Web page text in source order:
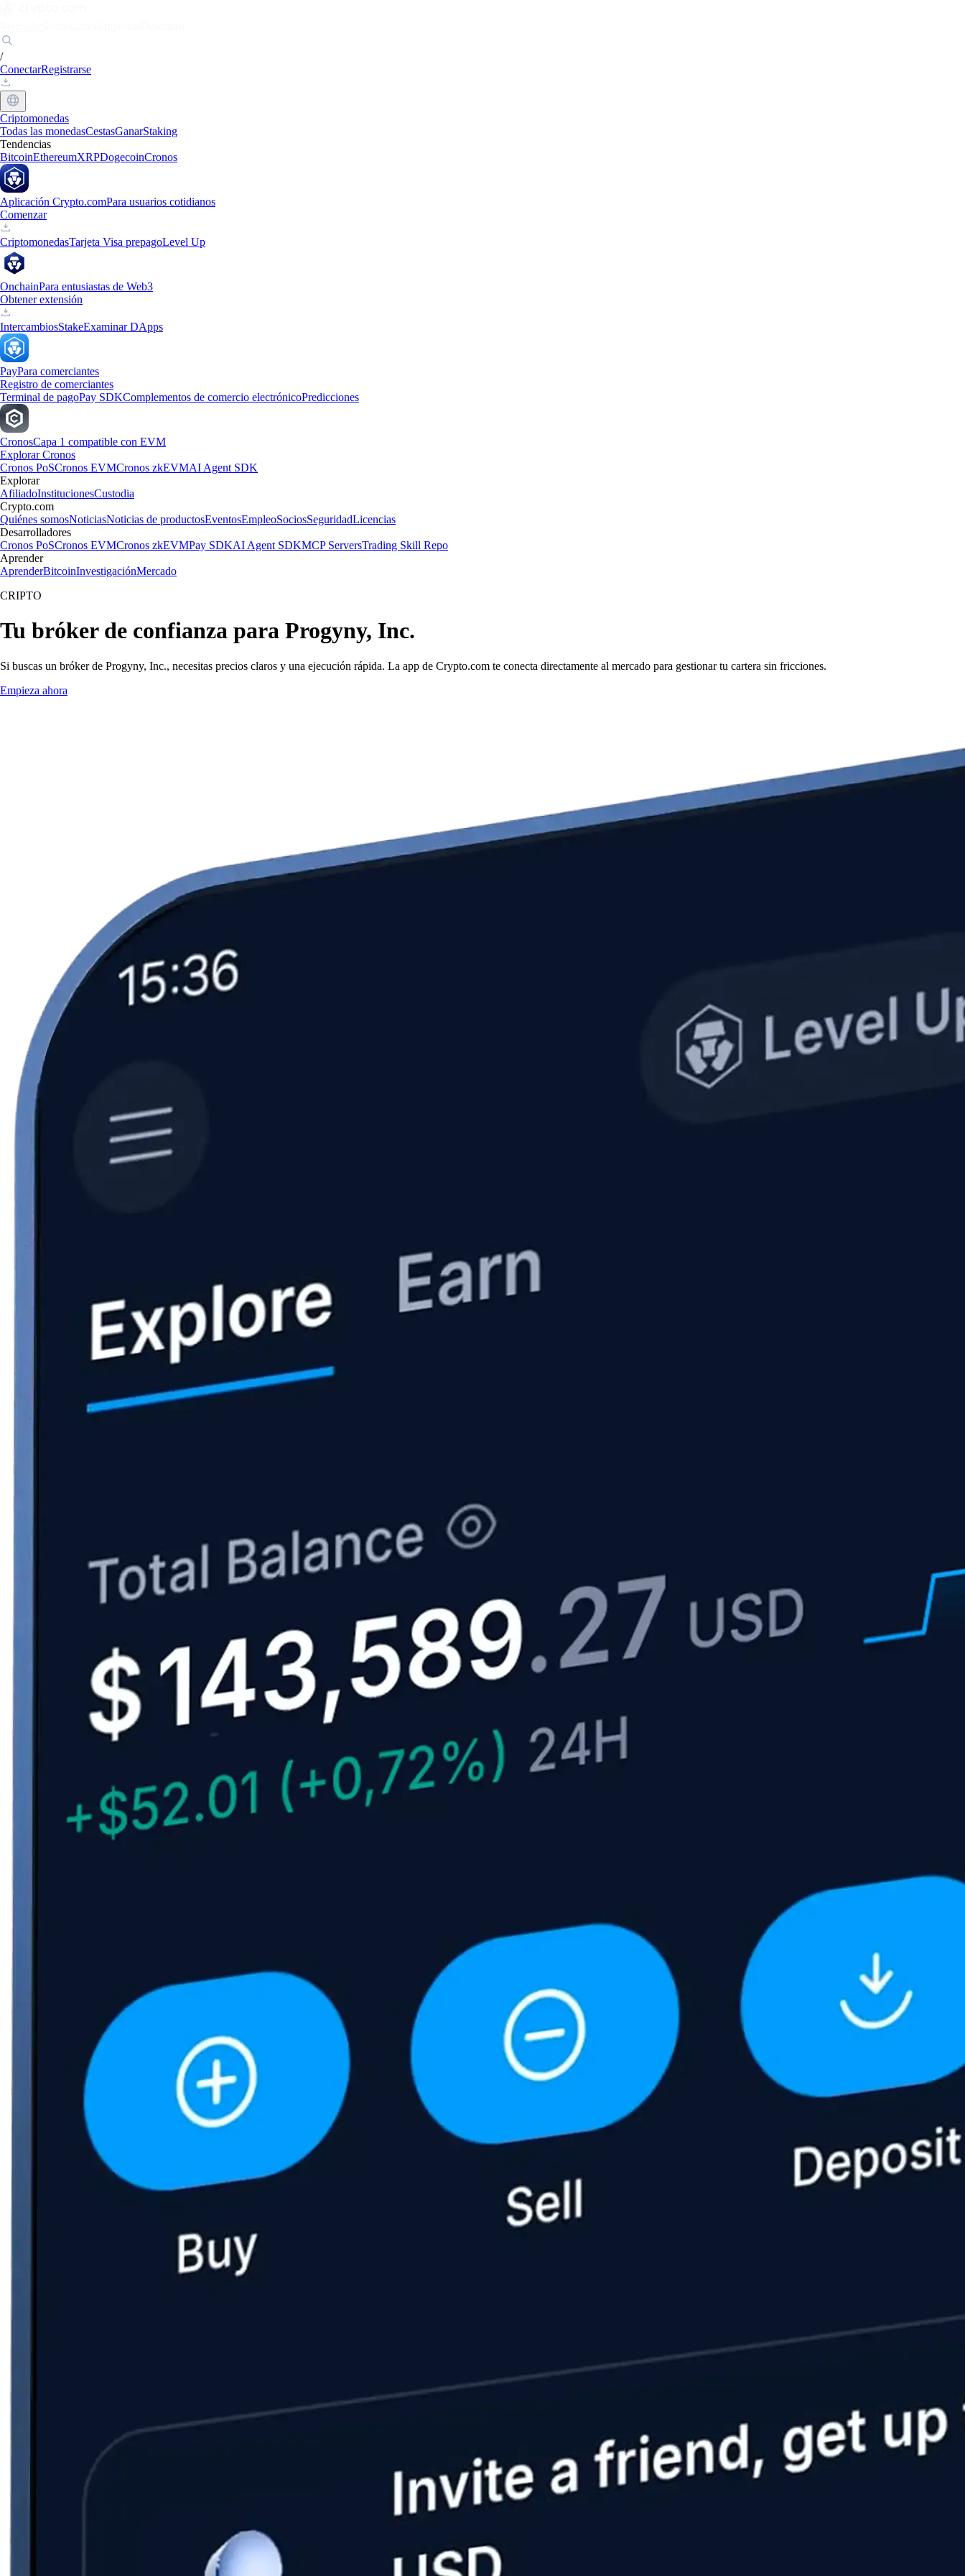
/
ConectarRegistrarse
Criptomonedas
Todas las monedasCestasGanarStaking
Tendencias
BitcoinEthereumXRPDogecoinCronos
Aplicación Crypto.comPara usuarios cotidianos
Comenzar
CriptomonedasTarjeta Visa prepagoLevel Up
OnchainPara entusiastas de Web3
Obtener extensión
IntercambiosStakeExaminar DApps
PayPara comerciantes
Registro de comerciantes
Terminal de pagoPay SDKComplementos de comercio electrónicoPredicciones
CronosCapa 1 compatible con EVM
Explorar Cronos
Cronos PoSCronos EVMCronos zkEVMAI Agent SDK
Explorar
AfiliadoInstitucionesCustodia
Crypto.com
Quiénes somosNoticiasNoticias de productosEventosEmpleoSociosSeguridadLicencias
Desarrolladores
Cronos PoSCronos EVMCronos zkEVMPay SDKAI Agent SDKMCP ServersTrading Skill Repo
Aprender
AprenderBitcoinInvestigaciónMercado
CRIPTO
Tu bróker de confianza para Progyny, Inc.
Si buscas un bróker de Progyny, Inc., necesitas precios claros y una ejecución rápida. La app de Crypto.com te conecta directamente al mercado para gestionar tu cartera sin fricciones.
Empieza ahora